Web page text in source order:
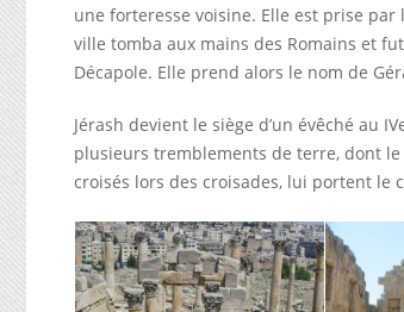
une forteresse voisine. Elle est prise par
ville tomba aux mains des Romains et
Décapole. Elle prend alors le nom de
Jérash devient le siège d’un évêché au
plusieurs tremblements de terre, dont
croisés lors des croisades, lui portent le